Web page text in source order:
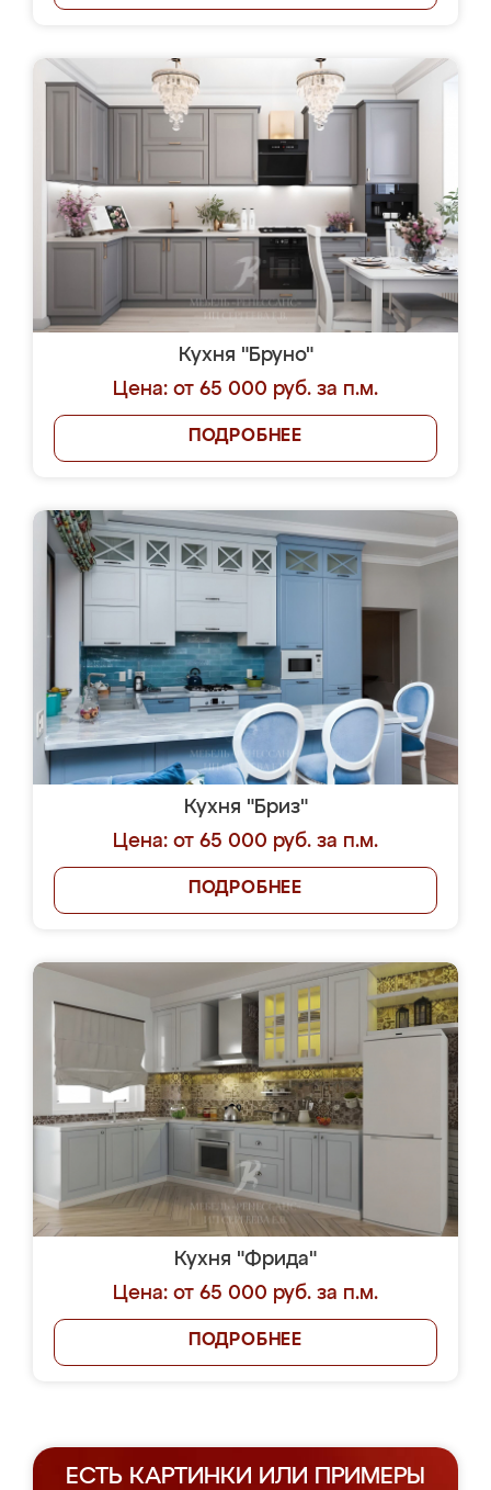
Кухня "Бруно"
Цена: от 65 000 руб. за п.м.
ПОДРОБНЕЕ
Кухня "Бриз"
Цена: от 65 000 руб. за п.м.
ПОДРОБНЕЕ
Кухня "Фрида"
Цена: от 65 000 руб. за п.м.
ПОДРОБНЕЕ
ЕСТЬ КАРТИНКИ ИЛИ ПРИМЕРЫ